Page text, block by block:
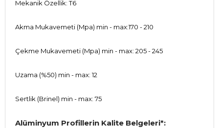
Mekanik Özellik: T6
Akma Mukavemeti (Mpa) min - max:170 - 210
Çekme Mukavemeti (Mpa) min - max: 205 - 245
Uzama (%50) min - max: 12
Sertlik (Brinel) min - max: 75
Alüminyum Profillerin Kalite Belgeleri*: